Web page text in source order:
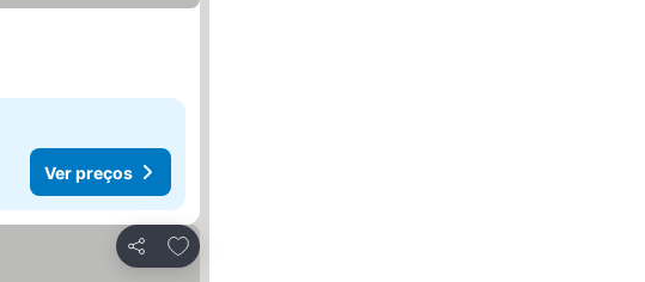
Ver preços
Partilhar
Adicionar aos favoritos